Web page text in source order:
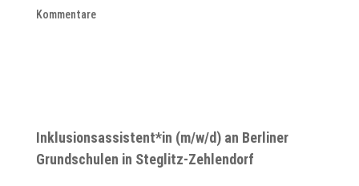
Kommentare
Inklusionsassistent*in (m/w/d) an Berliner
Grundschulen in Steglitz-Zehlendorf